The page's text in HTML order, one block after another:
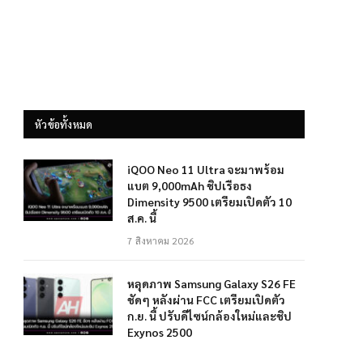
หัวข้อทั้งหมด
iQOO Neo 11 Ultra จะมาพร้อม
แบต 9,000mAh ชิปเรือธง
Dimensity 9500 เตรียมเปิดตัว 10
ส.ค. นี้
7 สิงหาคม 2026
หลุดภาพ Samsung Galaxy S26 FE
ชัดๆ หลังผ่าน FCC เตรียมเปิดตัว
ก.ย. นี้ ปรับดีไซน์กล้องใหม่และชิป
Exynos 2500